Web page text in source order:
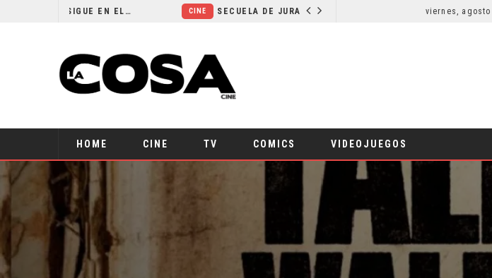
CINE SECUELA DE JURASSIC WORLD REBIRTH PIERDE DIRECTOR viernes, agosto
HOME CINE TV COMICS VIDEOJUEGOS